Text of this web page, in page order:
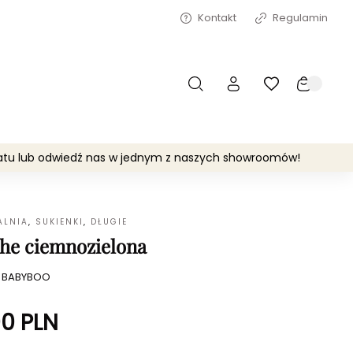
Kontakt Regulamin
lub odwiedź nas w jednym z naszych showroomów!
, SUKIENKI , DŁUGIE
ciemnozielona
BABYBOO
PLN